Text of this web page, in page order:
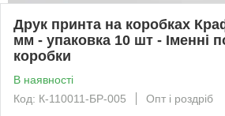
Друк принта на коробках
мм - упаковка 10 шт - Іменні
коробки
В наявності
Код: К-110011-БР-005
Опт і роздріб